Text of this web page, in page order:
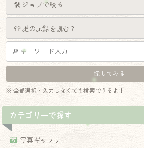
※ 全部選択・入力しなくても検索できるよ！
カテゴリーで探す
写真ギャラリー